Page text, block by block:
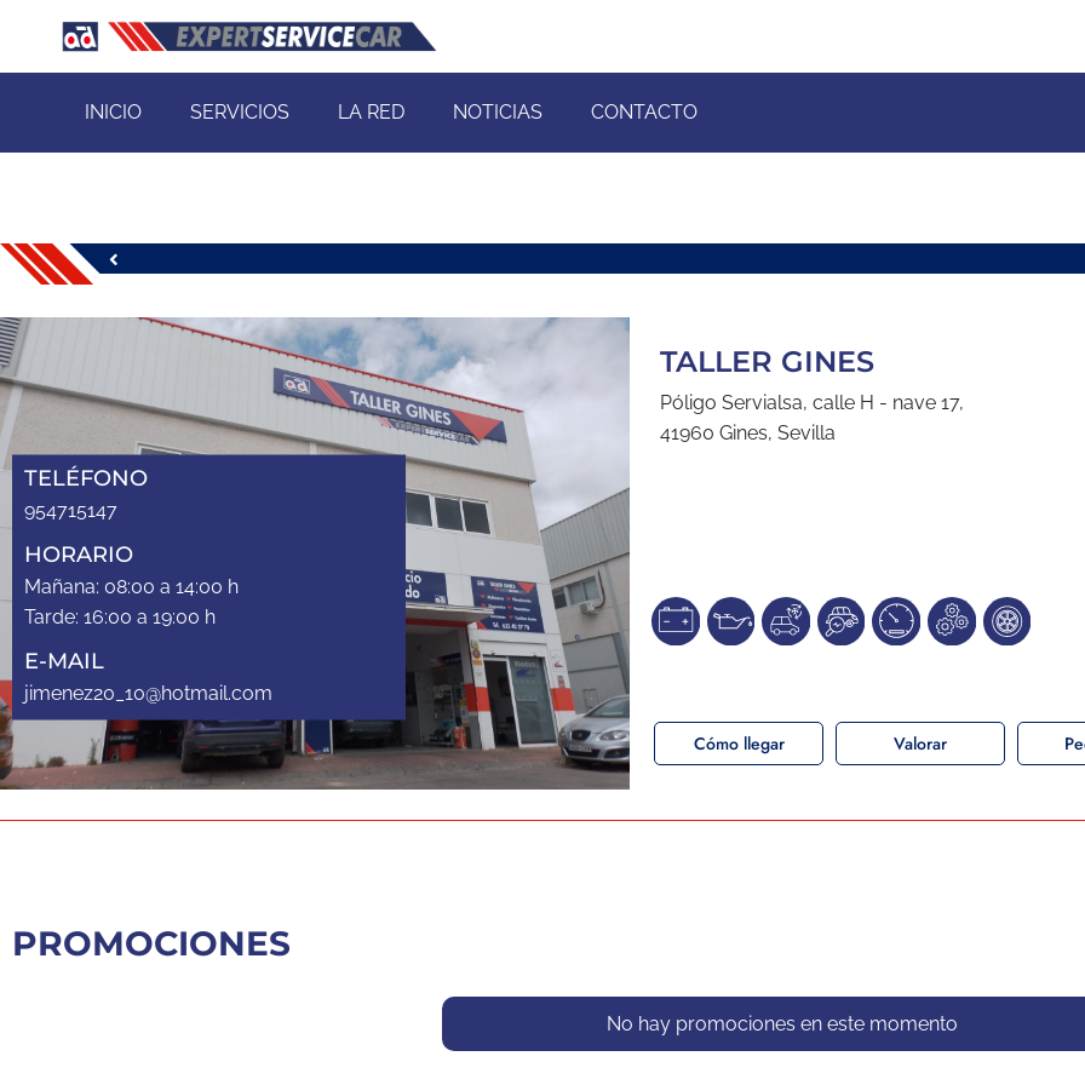
INICIO SERVICIOS LA RED NOTICIAS CONTACTO
TALLER GINES
Póligo Servialsa, calle H - nave 17,
41960 Gines, Sevilla
Cómo llegar Valorar
TELÉFONO
954715147
HORARIO
Mañana: 08:00 a 14:00 h
Tarde: 16:00 a 19:00 h
E-MAIL
jimenez20_10@hotmail.com
PROMOCIONES
No hay promociones en este momento